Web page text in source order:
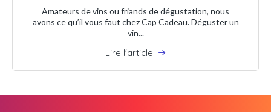
Amateurs de vins ou friands de dégustation, nous
avons ce qu’il vous faut chez Cap Cadeau. Déguster un
vin...
Lire l'article